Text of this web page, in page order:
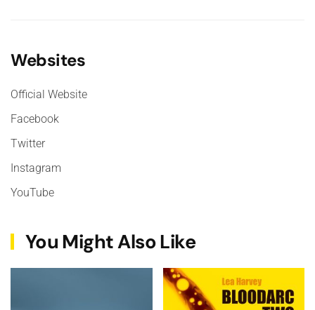
Websites
Official Website
Facebook
Twitter
Instagram
YouTube
You Might Also Like